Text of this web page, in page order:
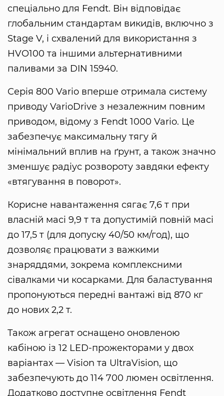
спеціально для Fendt. Він відповідає
глобальним стандартам викидів, включно з
Stage V, і схвалений для використання з
HVO100 та іншими альтернативними
паливами за DIN 15940.
Серія 800 Vario вперше отримала систему
приводу VarioDrive з незалежним повним
приводом, відому з Fendt 1000 Vario. Це
забезпечує максимальну тягу й
мінімальний вплив на ґрунт, а також значно
зменшує радіус розвороту завдяки ефекту
«втягування в поворот».
Корисне навантаження сягає 7,6 т при
власній масі 9,9 т та допустимій повній масі
до 17,5 т (для допуску 40/50 км/год), що
дозволяє працювати з важкими
знаряддями, зокрема комплексними
сівалками чи косарками. Для баластування
пропонуються передні вантажі від 870 кг
до нових 2,2 т.
Також агрегат оснащено оновленою
кабіною із 12 LED-прожекторами у двох
варіантах — Vision та UltraVision, що
забезпечують до 114 700 люмен освітлення.
Додатково доступне освітлення Fendt